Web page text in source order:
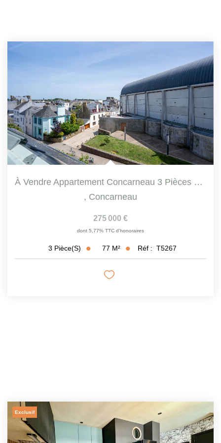
À Vendre Appartement Concarneau 3 Pièces 76.5 M² Triplex En...
, Concarneau
275 000 €
dont 5,77% TTC d'honoraires
3 Pièce(s) 77 M² Réf : T5267
Exclusif